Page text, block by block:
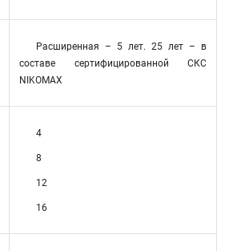
Расширенная – 5 лет. 25 лет – в
составе сертифицированной СКС
NIKOMAX
4
8
12
16